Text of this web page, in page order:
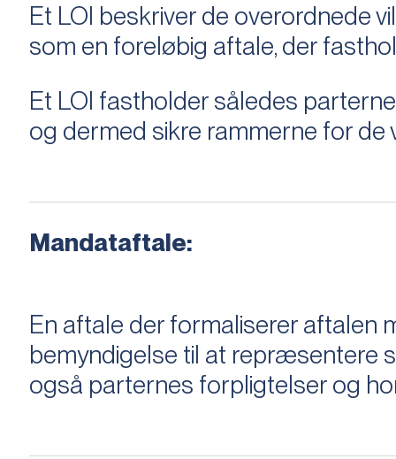
Et LOI beskriver de overordnede
som en foreløbig aftale, der
Et LOI fastholder således
og dermed sikre rammerne for de
Mandataftale:
En aftale der formaliserer
bemyndigelse til at repræsentere
også parternes forpligtelser og